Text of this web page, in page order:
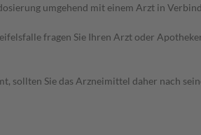
umgehend mit einem Arzt in
fragen Sie Ihren Arzt oder
sollten Sie das Arzneimittel daher nach